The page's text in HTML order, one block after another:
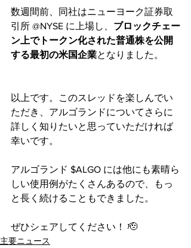
数週間前、同社はニューヨーク証券取
引所 @NYSE に上場し、 ブロックチェー
ン上でトークン化された普通株を公開
する最初の米国企業となりました。
以上です。このスレッドを楽しんでい
ただき、アルゴランドについてさらに
詳しく知りたいと思っていただければ
幸いです。
アルゴランド $ALGO には他にも素晴ら
しい使用例がたくさんあるので、もっ
と長く続けることもできました。
ぜひシェアしてください！ 🫡
主要ニュース